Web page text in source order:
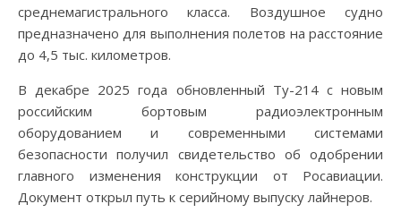
среднемагистрального класса. Воздушное судно
предназначено для выполнения полетов на расстояние
до 4,5 тыс. километров.
В декабре 2025 года обновленный Ту-214 с новым
российским бортовым радиоэлектронным
оборудованием и современными системами
безопасности получил свидетельство об одобрении
главного изменения конструкции от Росавиации.
Документ открыл путь к серийному выпуску лайнеров.